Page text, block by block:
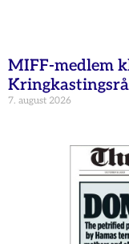
MIFF-medlem
7. august 2026